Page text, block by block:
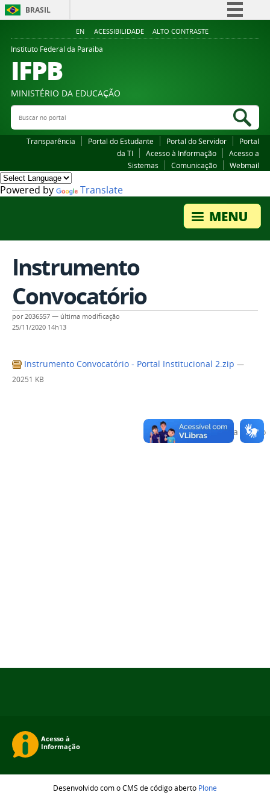
BRASIL
Simplifique!
Legislação
EN ACESSIBILIDADE ALTO CONTRASTE
Instituto Federal da Paraiba
IFPB
MINISTÉRIO DA EDUCAÇÃO
Buscar no portal
Transparência Portal do Estudante Portal do Servidor
Portal
da TI
Acesso à Informação
Acesso a
Sistemas
Comunicação Webmail
Powered by Translate
Instrumento
Convocatório
por2036557 — última modificação
25/11/2020 14h13
Instrumento Convocatório - Portal Institucional 2.zip —
20251 KB
Voltar para o topo
Desenvolvido com o CMS de código aberto Plone